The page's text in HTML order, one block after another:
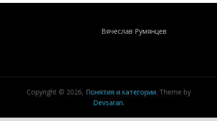
Вячеслав Румянцев
Copyright © 2026, Понятия и категории. Theme by
Devsaran.